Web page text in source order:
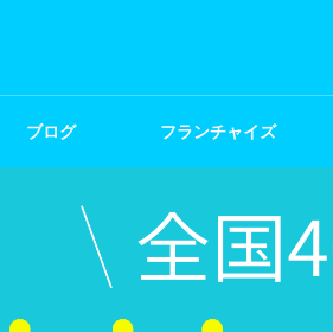
ブログ フランチャイズ